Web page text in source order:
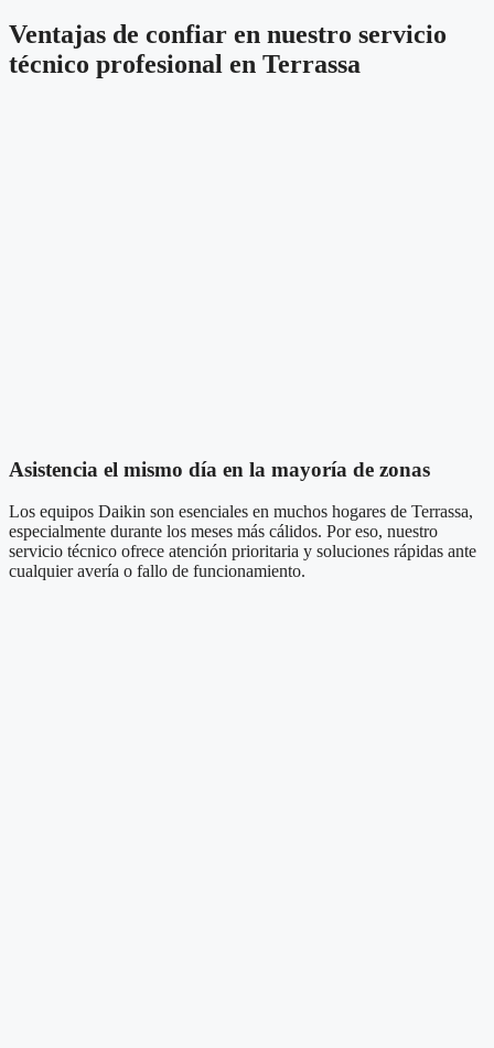
Ventajas de confiar en nuestro servicio
técnico profesional en Terrassa
Asistencia el mismo día en la mayoría de zonas
Los equipos Daikin son esenciales en muchos hogares de Terrassa,
especialmente durante los meses más cálidos. Por eso, nuestro
servicio técnico ofrece atención prioritaria y soluciones rápidas ante
cualquier avería o fallo de funcionamiento.